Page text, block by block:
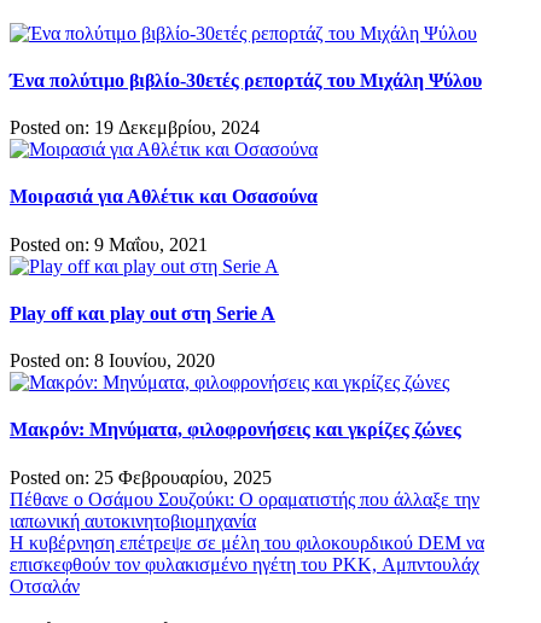
Ένα πολύτιμο βιβλίο-30ετές ρεπορτάζ του Μιχάλη Ψύλου
Posted on: 19 Δεκεμβρίου, 2024
Μοιρασιά για Αθλέτικ και Οσασούνα
Posted on: 9 Μαΐου, 2021
Play off και play out στη Serie A
Posted on: 8 Ιουνίου, 2020
Μακρόν: Μηνύματα, φιλοφρονήσεις και γκρίζες ζώνες
Posted on: 25 Φεβρουαρίου, 2025
Πλοήγηση
άρθρων
Πέθανε ο Οσάμου Σουζούκι: Ο οραματιστής που άλλαξε την
ιαπωνική αυτοκινητοβιομηχανία
Η κυβέρνηση επέτρεψε σε μέλη του φιλοκουρδικού DEM να
επισκεφθούν τον φυλακισμένο ηγέτη του PKK, Αμπντουλάχ
Οτσαλάν